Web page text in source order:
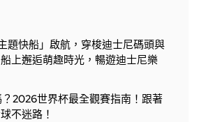
題快船」啟航，穿梭迪士尼碼頭與
上邂逅萌趣時光，暢遊迪士尼樂
2026世界杯最全觀賽指南！跟著
不迷路！